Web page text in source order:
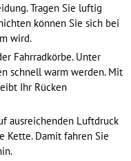
Tragen Sie luftig
können Sie sich bei
wird.
Fahrradkörbe. Unter
schnell warm werden. Mit
Ihr Rücken
ausreichenden Luftdruck
Kette. Damit fahren Sie